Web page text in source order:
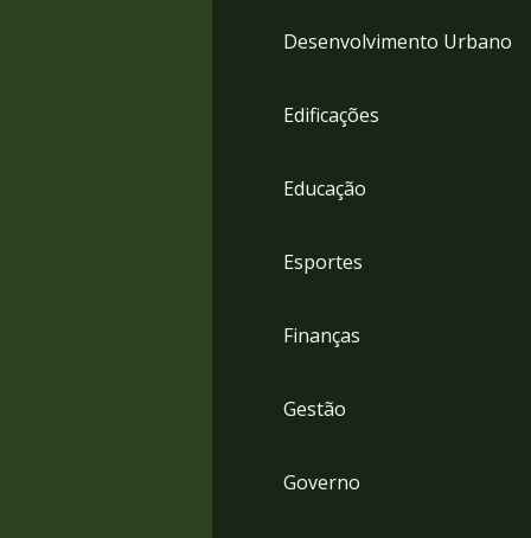
Desenvolvimento Urbano
Edificações
Educação
Esportes
Finanças
Gestão
Governo